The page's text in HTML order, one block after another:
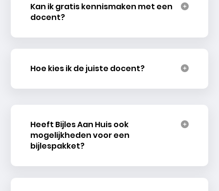
Kan ik gratis kennismaken met een
docent?
Hoe kies ik de juiste docent?
Heeft Bijles Aan Huis ook
mogelijkheden voor een
bijlespakket?